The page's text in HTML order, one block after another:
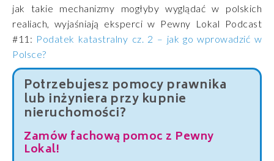
jak takie mechanizmy mogłyby wyglądać w polskich
realiach, wyjaśniają eksperci w Pewny Lokal Podcast
#11: Podatek katastralny cz. 2 – jak go wprowadzić w
Polsce?
Potrzebujesz pomocy prawnika
lub inżyniera przy kupnie
nieruchomości?
Zamów fachową pomoc z Pewny
Lokal!